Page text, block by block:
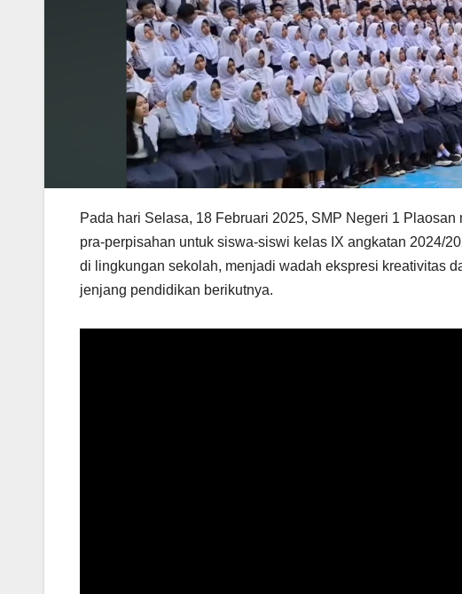
Pada hari Selasa, 18 Februari 2025, SMP Negeri 1
pra-perpisahan untuk siswa-siswi kelas IX angkatan 2024/
di lingkungan sekolah, menjadi wadah ekspresi kreativitas
jenjang pendidikan berikutnya.